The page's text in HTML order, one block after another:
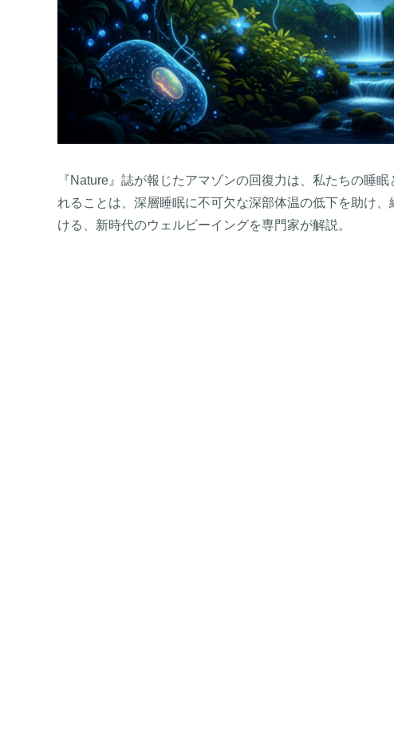
『Nature』誌が報じたアマゾンの回復力は、私たちの睡
れることは、深層睡眠に不可欠な深部体温の低下を助け
ける、新時代のウェルビーイングを専門家が解説。